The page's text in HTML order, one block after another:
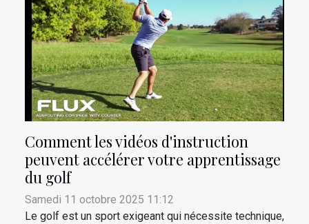
Comment les vidéos d'instruction
peuvent accélérer votre apprentissage
du golf
Samedi 11 octobre 2025 11:12
Le golf est un sport exigeant qui nécessite technique,